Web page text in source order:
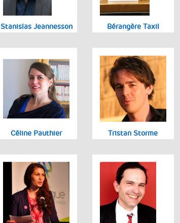
Stanislas Jeannesson Bérangère Taxil
Céline Pauthier Tristan Storme